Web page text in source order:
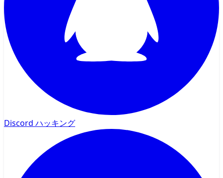
Discord ハッキング